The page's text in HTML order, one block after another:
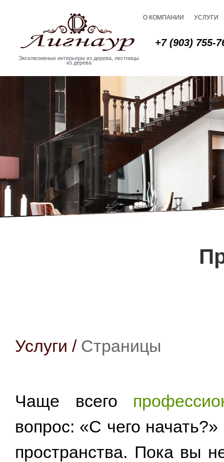
О КОМПАНИИ УСЛУГИ
+7 (903) 755-
Эксклюзивные интерьеры из дерева, лестницы
из дерева
Услуги / Страницы
Чаще всего
вопрос: «С чего
пространства. Пока вы